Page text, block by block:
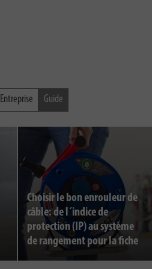
Entreprise Guide
Choisir le bon enrouleur de
câble: de l´indice de
protection (IP) au système
de rangement pour la fiche